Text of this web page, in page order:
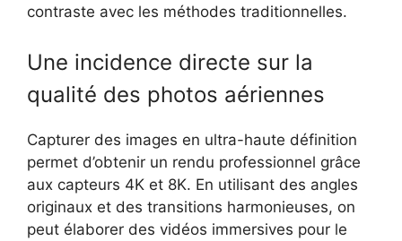
contraste avec les méthodes traditionnelles.
Une incidence directe sur la
qualité des photos aériennes
Capturer des images en ultra-haute définition
permet d’obtenir un rendu professionnel grâce
aux capteurs 4K et 8K. En utilisant des angles
originaux et des transitions harmonieuses, on
peut élaborer des vidéos immersives pour le